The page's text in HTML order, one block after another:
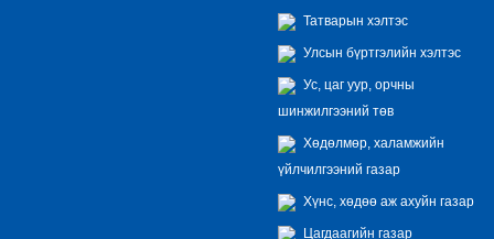
Татварын хэлтэс
Улсын бүртгэлийн хэлтэс
Ус, цаг уур, орчны
шинжилгээний төв
Хөдөлмөр, халамжийн
үйлчилгээний газар
Хүнс, хөдөө аж ахуйн газар
Цагдаагийн газар